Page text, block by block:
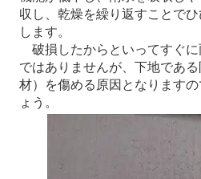
収し、乾燥を繰り返すことで
します。
破損したからといってすぐに
ではありませんが、下地であ
材）を傷める原因となります
ょう。